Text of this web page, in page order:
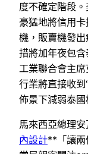
度不確定階段
豪猛地將信用
機，販賣機發
措將加年夜包
工業聯合會主席
行業將直接收
佈景下減弱泰國
馬來西亞總理
內設計**「讓兩